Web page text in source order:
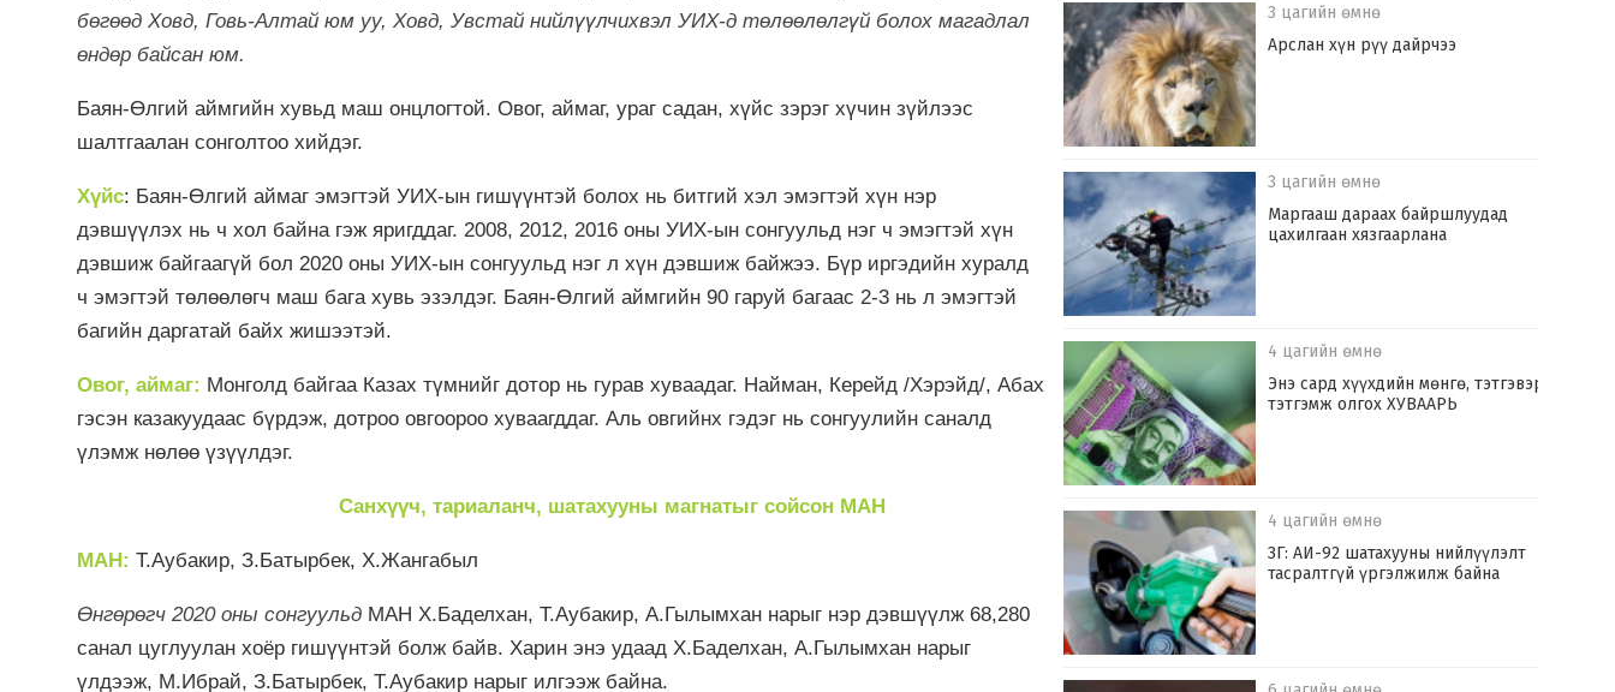
бөгөөд Ховд, Говь-Алтай юм уу, Ховд, Увстай нийлүүлчихвэл УИХ-д төлөөлөлгүй болох магадлал
өндөр байсан юм.
Баян-Өлгий аймгийн хувьд маш онцлогтой. Овог, аймаг, ураг садан, хүйс зэрэг хүчин зүйлээс
шалтгаалан сонголтоо хийдэг.
Хүйс: Баян-Өлгий аймаг эмэгтэй УИХ-ын гишүүнтэй болох нь битгий хэл эмэгтэй хүн нэр
дэвшүүлэх нь ч хол байна гэж яригддаг. 2008, 2012, 2016 оны УИХ-ын сонгуульд нэг ч эмэгтэй хүн
дэвшиж байгаагүй бол 2020 оны УИХ-ын сонгуульд нэг л хүн дэвшиж байжээ. Бүр иргэдийн хуралд
ч эмэгтэй төлөөлөгч маш бага хувь эзэлдэг. Баян-Өлгий аймгийн 90 гаруй багаас 2-3 нь л эмэгтэй
багийн даргатай байх жишээтэй.
Овог, аймаг: Монголд байгаа Казах түмнийг дотор нь гурав хуваадаг. Найман, Керейд /Хэрэйд/, Абах
гэсэн казакуудаас бүрдэж, дотроо овгоороо хуваагддаг. Аль овгийнх гэдэг нь сонгуулийн саналд
үлэмж нөлөө үзүүлдэг.
Санхүүч, тариаланч, шатахууны магнатыг сойсон МАН
МАН: Т.Аубакир, З.Батырбек, Х.Жангабыл
Өнгөрөгч 2020 оны сонгуульд МАН Х.Баделхан, Т.Аубакир, А.Гылымхан нарыг нэр дэвшүүлж 68,280
санал цуглуулан хоёр гишүүнтэй болж байв. Харин энэ удаад Х.Баделхан, А.Гылымхан нарыг
үлдээж, М.Ибрай, З.Батырбек, Т.Аубакир нарыг илгээж байна.
3 цагийн өмнө
Арслан хүн рүү дайрчээ
3 цагийн өмнө
Маргааш дараах байршлуудад
цахилгаан хязгаарлана
4 цагийн өмнө
Энэ сард хүүхдийн мөнгө, тэтгэвэр,
тэтгэмж олгох ХУВААРЬ
4 цагийн өмнө
ЗГ: АИ-92 шатахууны нийлүүлэлт
тасралтгүй үргэлжилж байна